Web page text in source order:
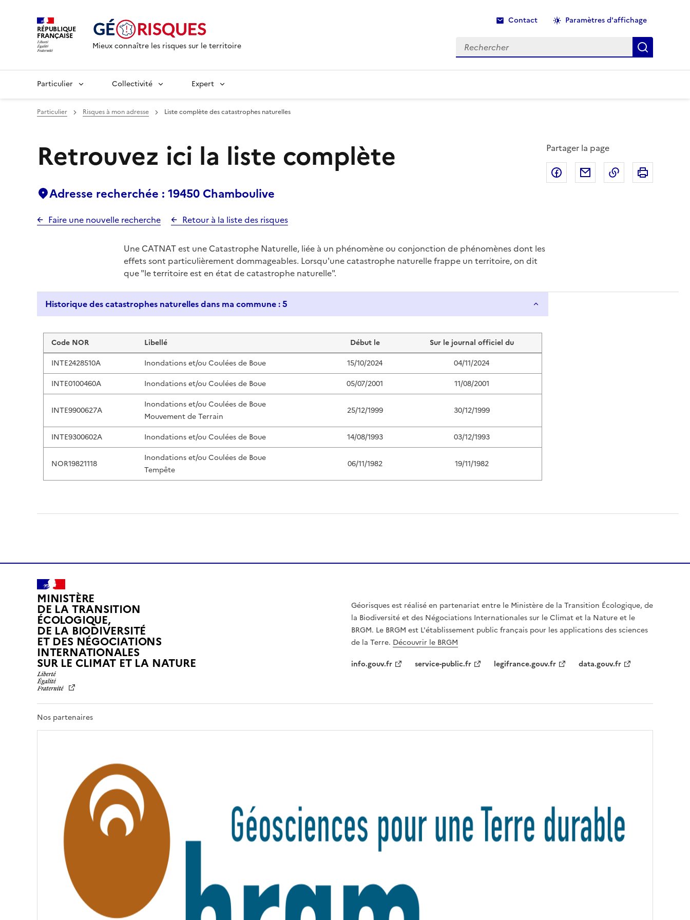
RÉPUBLIQUE
FRANÇAISE
Mieux connaître les risques sur le territoire
Contact Paramètres d'affichage
Rechercher Recherche
Particulier Collectivité Expert
Particulier Risques à mon adresse Liste complète des catastrophes naturelles
Retrouvez ici la liste complète
Adresse recherchée : 19450 Chamboulive
Faire une nouvelle recherche Retour à la liste des risques
Partager la page
Partager sur Facebook
Partager par email
Copier dans le
Une CATNAT est une Catastrophe Naturelle, liée à un phénomène ou conjonction de phénomènes dont les
effets sont particulièrement dommageables. Lorsqu'une catastrophe naturelle frappe un territoire, on dit
que "le territoire est en état de catastrophe naturelle".
Historique des catastrophes naturelles dans ma commune : 5
Liste de résultats
Code NOR Libellé Début le
Sur le journal officiel du
INTE2428510A
Inondations et/ou Coulées de Boue 15/10/2024
04/11/2024
INTE0100460A
Inondations et/ou Coulées de Boue 05/07/2001 11/08/2001
INTE9900627A
Inondations et/ou Coulées de Boue
Mouvement de Terrain
25/12/1999 30/12/1999
INTE9300602A Inondations et/ou Coulées de Boue 14/08/1993 03/12/1993
NOR19821118
Inondations et/ou Coulées de Boue
Tempête
06/11/1982 19/11/1982
MINISTÈRE
DE LA TRANSITION
ÉCOLOGIQUE,
DE LA BIODIVERSITÉ
ET DES NÉGOCIATIONS
INTERNATIONALES
SUR LE CLIMAT ET LA NATUREL
R
É
R
R
N
Géorisques est réalisé en partenariat entre le Ministère de la Transition Écologique, de
la Biodiversité et des Négociations Internationales sur le Climat et la Nature et le
BRGM. Le BRGM est L'établissement public français pour les applications des sciences
de la Terre. Découvrir le BRGM
info.gouv.fr
service-public.fr legifrance.gouv.fr data.gouv.fr
Nos partenaires